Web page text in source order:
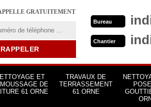
GRATUITEMENT
Bureau
Chantier
ET
DE
61 ORNE
TRAVAUX DE
TERRASSEMENT
61 ORNE